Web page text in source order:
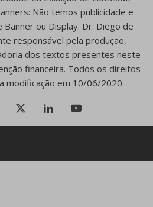
Não temos publicidade e
ou Display. Dr. Diego de
responsável pela produção,
dos textos presentes neste
financeira. Todos os direitos
modificação em 10/06/2020